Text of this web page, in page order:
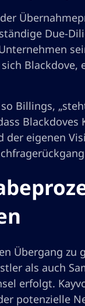
Due-
so Billings,
der eigenen
Übergang zu
als auch
erfolgt.
potenzielle